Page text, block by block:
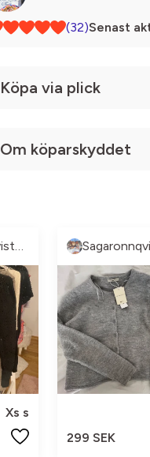
(32)Senast
Köpa via plick
Om köparskyddet
Sagaronnqvistberg
Xs s
299 SEK